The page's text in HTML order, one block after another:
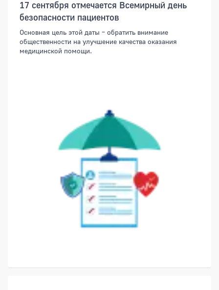
17 сентября отмечается Всемирный день
безопасности пациентов
Основная цель этой даты – обратить внимание
общественности на улучшение качества оказания
медицинской помощи.